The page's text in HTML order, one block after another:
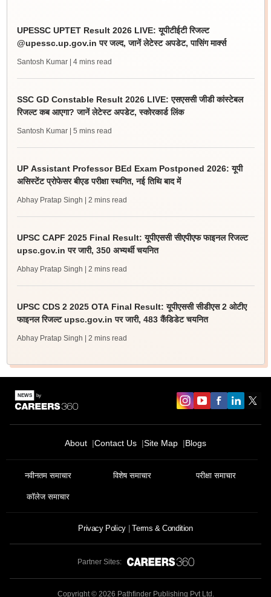
UPESSC UPTET Result 2026 LIVE: यूपीटीईटी रिजल्ट
@upessc.up.gov.in पर जल्द, जानें लेटेस्ट अपडेट, पासिंग मार्क्स
Santosh Kumar | 4 mins read
SSC GD Constable Result 2026 LIVE: एसएससी जीडी कांस्टेबल
रिजल्ट कब आएगा? जानें लेटेस्ट अपडेट, स्कोरकार्ड लिंक
Santosh Kumar | 5 mins read
UP Assistant Professor BEd Exam Postponed 2026: यूपी
असिस्टेंट प्रोफेसर बीएड परीक्षा स्थगित, नई तिथि बाद में
Abhay Pratap Singh | 2 mins read
UPSC CAPF 2025 Final Result: यूपीएससी सीएपीएफ फाइनल रिजल्ट
upsc.gov.in पर जारी, 350 अभ्यर्थी चयनित
Abhay Pratap Singh | 2 mins read
UPSC CDS 2 2025 OTA Final Result: यूपीएससी सीडीएस 2 ओटीए
फाइनल रिजल्ट upsc.gov.in पर जारी, 483 कैंडिडेट चयनित
Abhay Pratap Singh | 2 mins read
About Contact Us Site Map Blogs
नवीनतम समाचार विशेष समाचार परीक्षा समाचार
कॉलेज समाचार
Privacy Policy Terms & Condition
Partner Sites:
Copyright © 2026 Pathfinder Publishing Pvt Ltd.